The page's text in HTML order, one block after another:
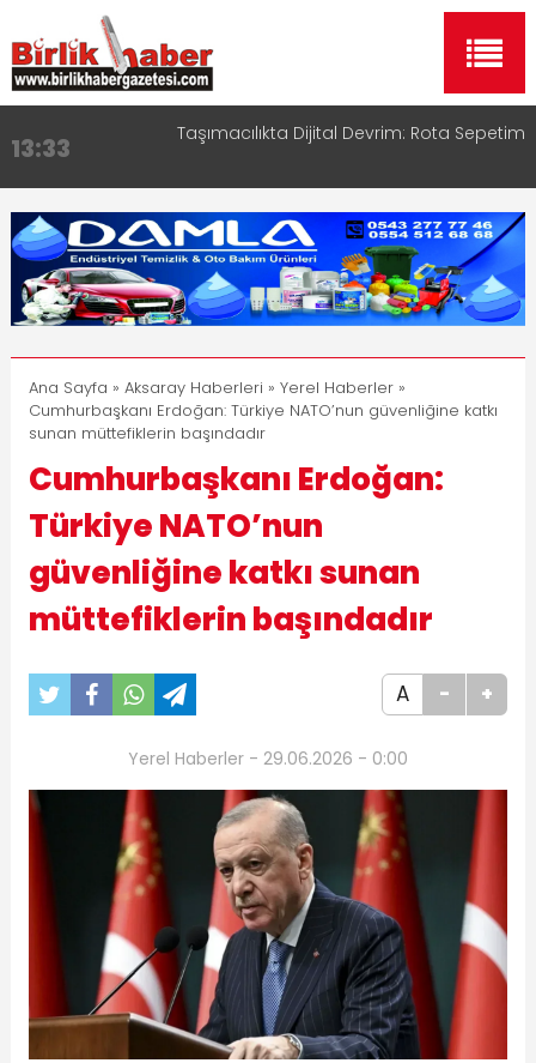
13:33 Taşımacılıkta Dijital Devrim: Rota Sepetim
17:15
Aksaray OSB Bölge Müdürü Makam Koltuğunu
Çocuklara Bıraktı
16:00
Aksaray Esnaf Rehberi ile Google ve Yapay Zeka
Aramalarında Öne Çıkın
8:23 Aksaray Esnaf Rehberi Hizmete Girdi
11:30
Birlikhaber.com Yayın Hayatına Başladı | Hızlı ve
Akıllı Haber Platformu
Ana Sayfa » Aksaray Haberleri » Yerel Haberler»
Cumhurbaşkanı Erdoğan: Türkiye NATO’nun güvenliğine katkı
sunan müttefiklerin başındadır
Cumhurbaşkanı Erdoğan:
Türkiye NATO’nun
güvenliğine katkı sunan
müttefiklerin başındadır
A - +
Yerel Haberler - 29.06.2026 - 0:00